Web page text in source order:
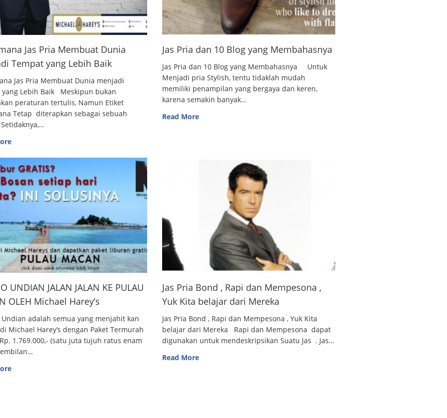
Jas Pria Membuat Dunia
Tempat yang Lebih Baik
Jas Pria Membuat Dunia menjadi
yang Lebih Baik Meskipun bukan
peraturan tertulis, Namun Etiket
Tetap diterapkan sebagai sebuah
Jas Pria dan 10 Blog yang Membahasnya
Jas Pria dan 10 Blog yang Membahasnya Untuk
Menjadi pria Stylish, tentu tidaklah mudah
memiliki penampilan yang bergaya dan keren,
karena semakin banyak…
Read More
UNDIAN JALAN JALAN KE PULAU
OLEH Michael Harey’s
Undian adalah semua yang menjahit kan
Michael Harey’s dengan Paket Termurah
1.769.000,- (satu juta tujuh ratus enam
Jas Pria Bond , Rapi dan Mempesona ,
Yuk Kita belajar dari Mereka
Jas Pria Bond , Rapi dan Mempesona , Yuk Kita
belajar dari Mereka Rapi dan Mempesona dapat
digunakan untuk mendeskripsikan Suatu Jas . Jas…
Read More